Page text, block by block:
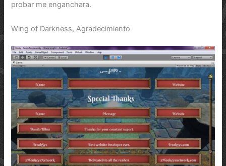
probar me enganchara.
Wing of Darkness, Agradecimiento